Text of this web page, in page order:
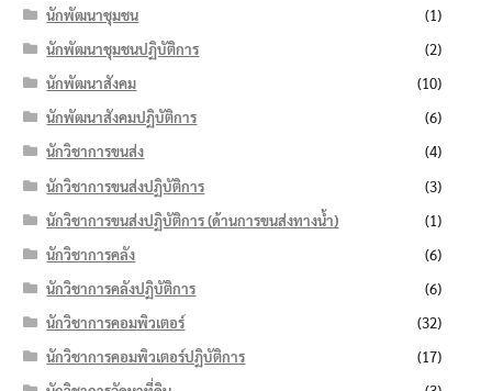
นักพัฒนาชุมชน
(1)
นักพัฒนาชุมชนปฏิบัติการ
(2)
นักพัฒนาสังคม
(10)
นักพัฒนาสังคมปฏิบัติการ
(6)
นักวิชาการขนส่ง
(4)
นักวิชาการขนส่งปฏิบัติการ
(3)
นักวิชาการขนส่งปฏิบัติการ (ด้านการขนส่งทางน้ำ)
(1)
นักวิชาการคลัง
(6)
นักวิชาการคลังปฏิบัติการ
(6)
นักวิชาการคอมพิวเตอร์
(32)
นักวิชาการคอมพิวเตอร์ปฏิบัติการ
(17)